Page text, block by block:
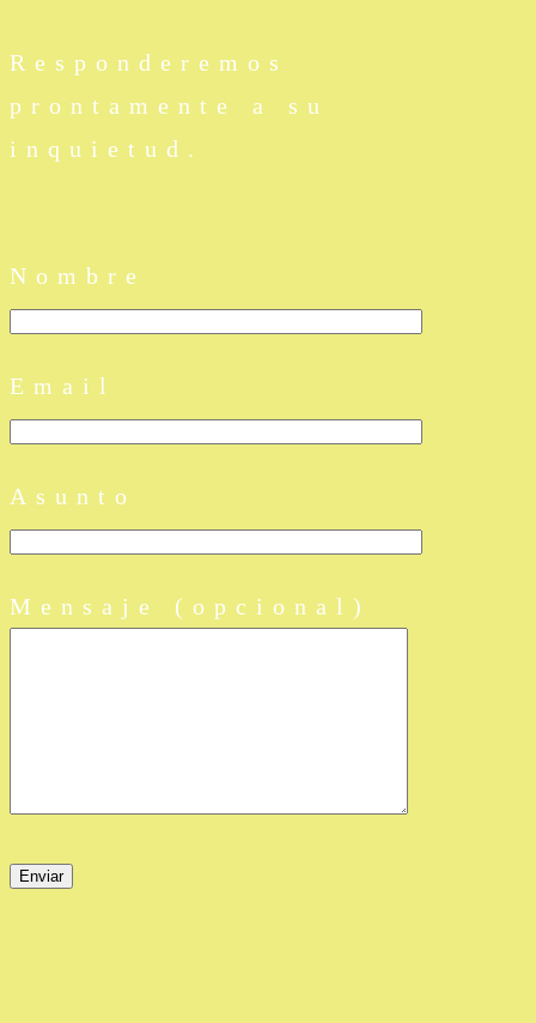
Responderemos
prontamente a su
inquietud.
Nombre
Email
Asunto
Mensaje (opcional)